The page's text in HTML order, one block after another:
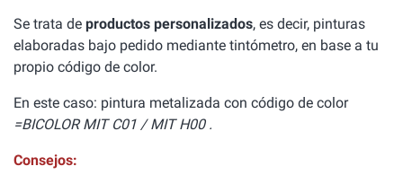
Se trata de productos personalizados, es decir, pinturas
elaboradas bajo pedido mediante tintómetro, en base a tu
propio código de color.
En este caso: pintura metalizada con código de color
=BICOLOR MIT C01 / MIT H00 .
Consejos: